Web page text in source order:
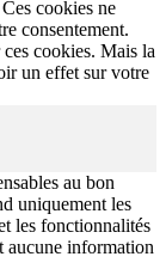
cookies ne
consentement.
cookies. Mais la
un effet sur votre
au bon
uniquement les
les fonctionnalités
aucune information